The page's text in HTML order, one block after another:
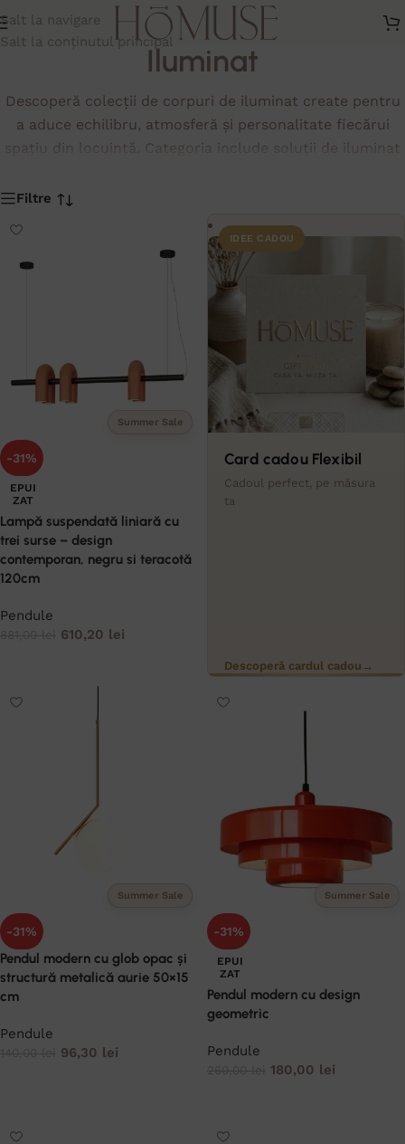
Salt la navigare
Salt la conținutul principal
Iluminat
Descoperă colecții de corpuri de iluminat create pentru
a aduce echilibru, atmosferă și personalitate fiecărui
spațiu din locuință. Categoria include soluții de iluminat
pentru interioare moderne și minimaliste, cât și pentru
completează armonios designul interior și contribuie la
crearea unui ambient cald și bine definit.
Filtre
Summer Sale
-31%
EPUI
ZAT
Lampă suspendată liniară cu
trei surse – design
contemporan, negru si teracotă
120cm
Pendule
610,20 lei
IDEE CADOU
Card cadou Flexibil
Cadoul perfect, pe măsura
ta
Descoperă cardul cadou →
Summer Sale
-31%
Pendul modern cu glob opac și
structură metalică aurie 50×15
cm
Pendule
96,30 lei
Summer Sale
-31%
EPUI
ZAT
Pendul modern cu design
geometric
Pendule
180,00 lei